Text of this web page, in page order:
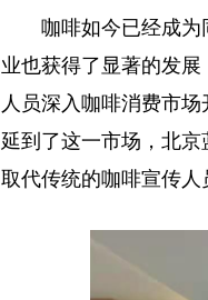
咖啡如今已经成
业也获得了显著的发
人员深入咖啡消费市场
延到了这一市场，北
取代传统的咖啡宣传人